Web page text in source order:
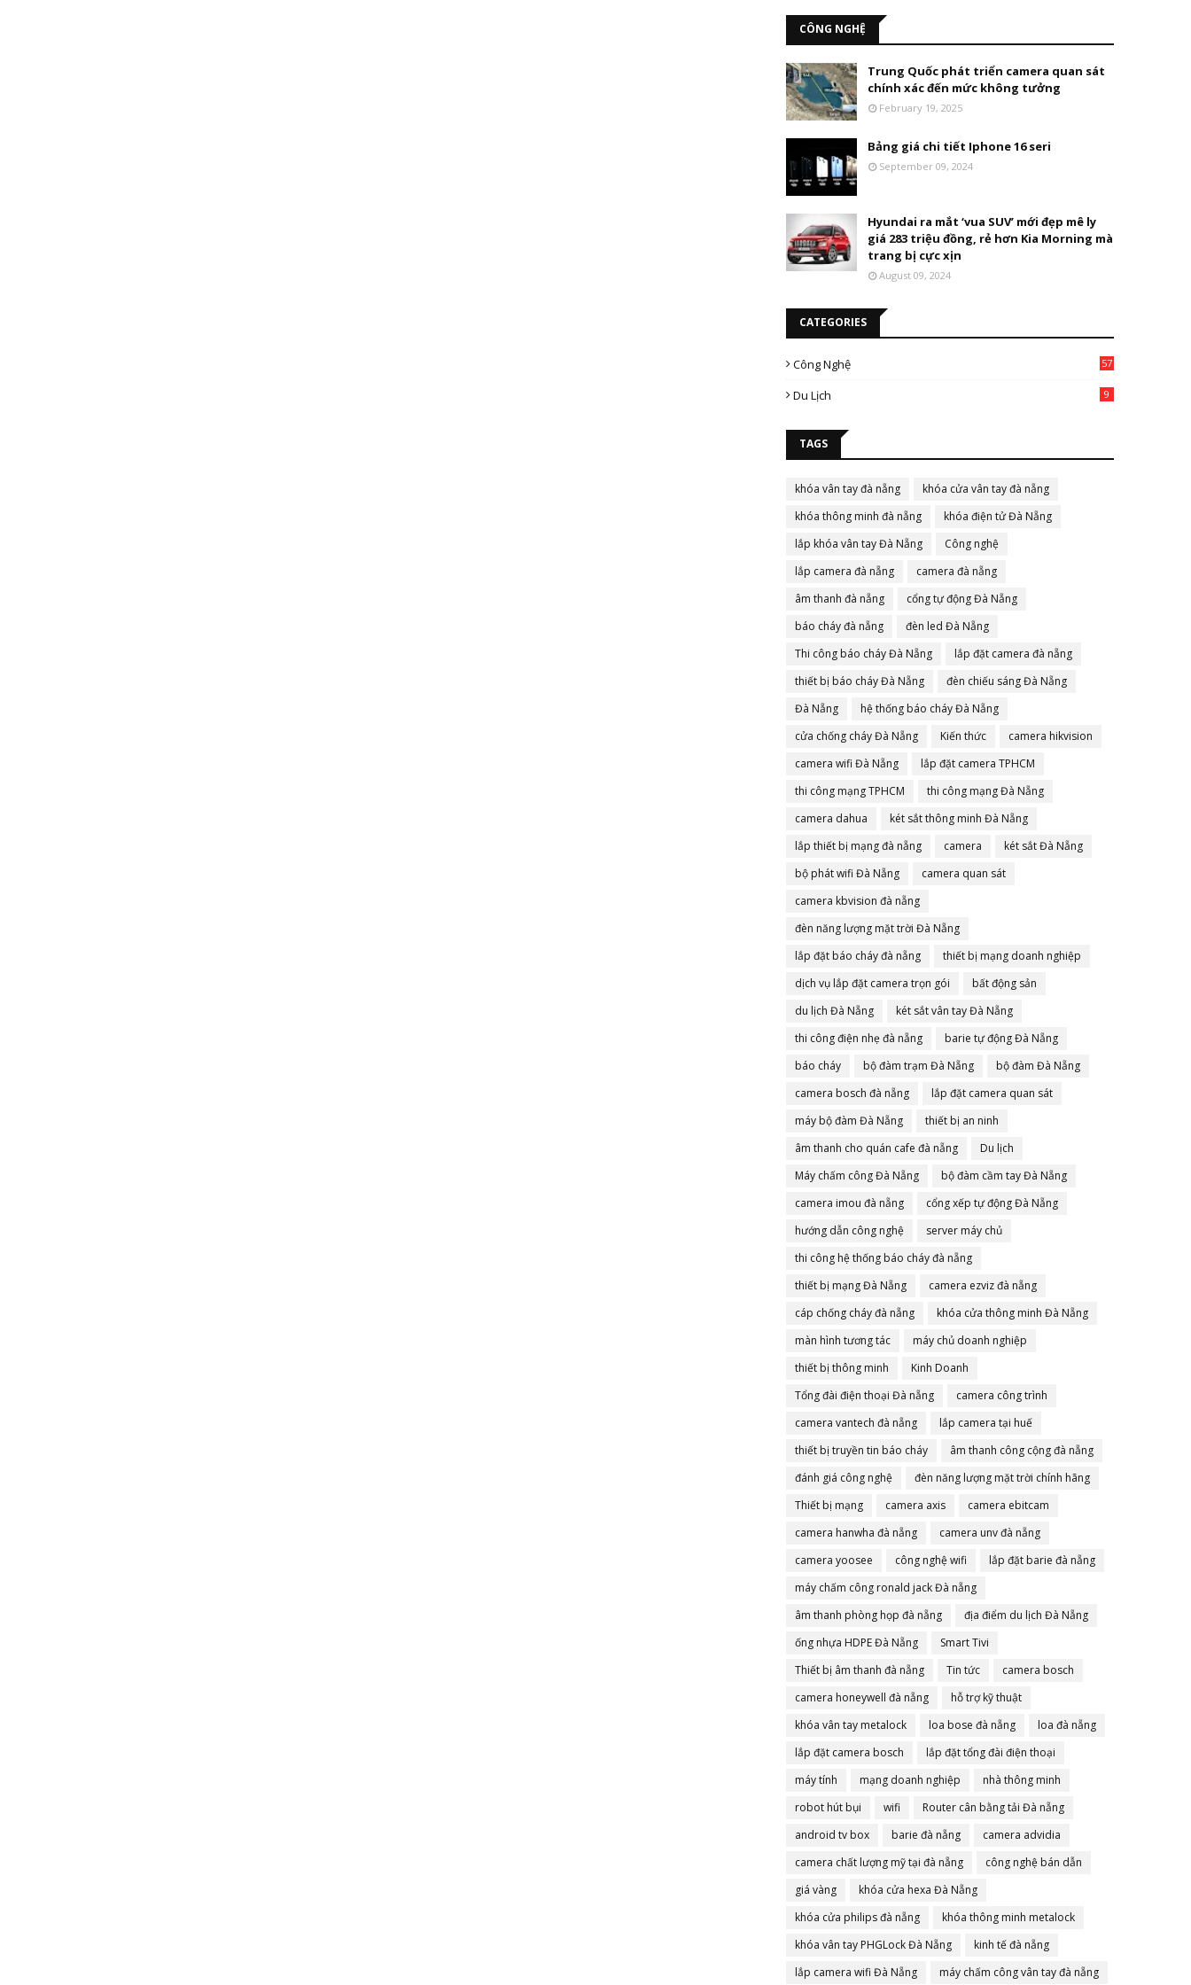
CÔNG NGHỆ
Trung Quốc phát triển camera quan sát
chính xác đến mức không tưởng
February 19, 2025
Bảng giá chi tiết Iphone 16 seri
September 09, 2024
Hyundai ra mắt ‘vua SUV’ mới đẹp mê ly
giá 283 triệu đồng, rẻ hơn Kia Morning mà
trang bị cực xịn
August 09, 2024
CATEGORIES
Công Nghệ 57
Du Lịch 9
TAGS
khóa vân tay đà nẵng
khóa cửa vân tay đà nẵng
khóa thông minh đà nẵng
khóa điện tử Đà Nẵng
lắp khóa vân tay Đà Nẵng
Công nghệ
lắp camera đà nẵng
camera đà nẵng
âm thanh đà nẵng
cổng tự động Đà Nẵng
báo cháy đà nẵng
đèn led Đà Nẵng
Thi công báo cháy Đà Nẵng
lắp đặt camera đà nẵng
thiết bị báo cháy Đà Nẵng
đèn chiếu sáng Đà Nẵng
Đà Nẵng
hệ thống báo cháy Đà Nẵng
cửa chống cháy Đà Nẵng
Kiến thức
camera hikvision
camera wifi Đà Nẵng
lắp đặt camera TPHCM
thi công mạng TPHCM
thi công mạng Đà Nẵng
camera dahua
két sắt thông minh Đà Nẵng
lắp thiết bị mạng đà nẵng
camera
két sắt Đà Nẵng
bộ phát wifi Đà Nẵng
camera quan sát
camera kbvision đà nẵng
đèn năng lượng mặt trời Đà Nẵng
lắp đặt báo cháy đà nẵng
thiết bị mạng doanh nghiệp
dịch vụ lắp đặt camera trọn gói
bất động sản
du lịch Đà Nẵng
két sắt vân tay Đà Nẵng
thi công điện nhẹ đà nẵng
barie tự động Đà Nẵng
báo cháy
bộ đàm trạm Đà Nẵng
bộ đàm Đà Nẵng
camera bosch đà nẵng
lắp đặt camera quan sát
máy bộ đàm Đà Nẵng
thiết bị an ninh
âm thanh cho quán cafe đà nẵng
Du lịch
Máy chấm công Đà Nẵng
bộ đàm cầm tay Đà Nẵng
camera imou đà nẵng
cổng xếp tự động Đà Nẵng
hướng dẫn công nghệ
server máy chủ
thi công hệ thống báo cháy đà nẵng
thiết bị mạng Đà Nẵng
camera ezviz đà nẵng
cáp chống cháy đà nẵng
khóa cửa thông minh Đà Nẵng
màn hình tương tác
máy chủ doanh nghiệp
thiết bị thông minh
Kinh Doanh
Tổng đài điện thoại Đà nẵng
camera công trình
camera vantech đà nẵng
lắp camera tại huế
thiết bị truyền tin báo cháy
âm thanh công cộng đà nẵng
đánh giá công nghệ
đèn năng lượng mặt trời chính hãng
Thiết bị mạng
camera axis
camera ebitcam
camera hanwha đà nẵng
camera unv đà nẵng
camera yoosee
công nghệ wifi
lắp đặt barie đà nẵng
máy chấm công ronald jack Đà nẵng
âm thanh phòng họp đà nẵng
địa điểm du lịch Đà Nẵng
ống nhựa HDPE Đà Nẵng
Smart Tivi
Thiết bị âm thanh đà nẵng
Tin tức
camera bosch
camera honeywell đà nẵng
hỗ trợ kỹ thuật
khóa vân tay metalock
loa bose đà nẵng
loa đà nẵng
lắp đặt camera bosch
lắp đặt tổng đài điện thoại
máy tính
mạng doanh nghiệp
nhà thông minh
robot hút bụi
wifi
Router cân bằng tải Đà nẵng
android tv box
barie đà nẵng
camera advidia
camera chất lượng mỹ tại đà nẵng
công nghệ bán dẫn
giá vàng
khóa cửa hexa Đà Nẵng
khóa cửa philips đà nẵng
khóa thông minh metalock
khóa vân tay PHGLock Đà Nẵng
kinh tế đà nẵng
lắp camera wifi Đà Nẵng
máy chấm công vân tay đà nẵng